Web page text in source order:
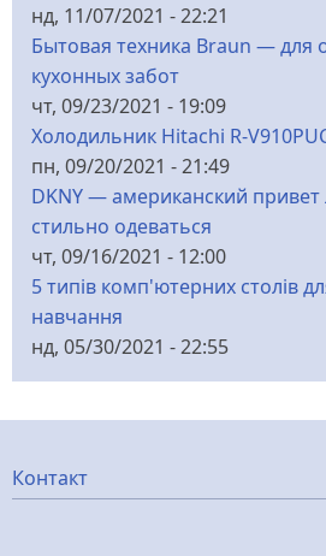
нд, 11/07/2021 - 22:21
Бытовая техника Braun — для
кухонных забот
чт, 09/23/2021 - 19:09
Холодильник Hitachi R-
пн, 09/20/2021 - 21:49
DKNY — американский
стильно одеваться
чт, 09/16/2021 - 12:00
5 типів комп'ютерних столів
навчання
нд, 05/30/2021 - 22:55
Меню
Контакт